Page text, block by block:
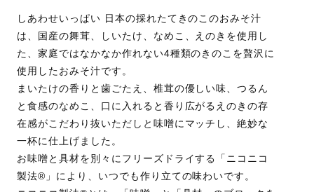
しあわせいっぱい 日本の採れたてきのこのおみそ汁
は、国産の舞茸、しいたけ、なめこ、えのきを使用し
た、家庭ではなかなか作れない4種類のきのこを贅沢に
使用したおみそ汁です。
まいたけの香りと歯ごたえ、椎茸の優しい味、つるん
と食感のなめこ、口に入れると香り広がるえのきの存
在感がこだわり抜いただしと味噌にマッチし、絶妙な
一杯に仕上げました。
お味噌と具材を別々にフリーズドライする「ニコニコ
製法®」により、いつでも作り立ての味わいです。